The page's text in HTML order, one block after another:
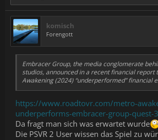
komisch
Forengott
Embracer Group, the media conglomerate
studios, announced in a recent financial report
Awakening (2024) “underperformed” financial
https://www.roadtovr.com/metro-
underperforms-embracer-group-quest-
Da fragt man sich was erwartet wurde
Die PSVR 2 User wissen das Spiel zu